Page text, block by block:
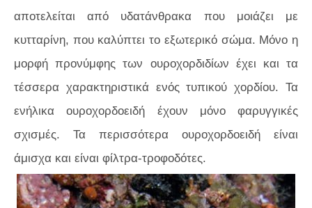
αποτελείται από υδατάνθρακα που μοιάζει με
κυτταρίνη, που καλύπτει το εξωτερικό σώμα. Μόνο η
μορφή προνύμφης των ουροχορδιδίων έχει και τα
τέσσερα χαρακτηριστικά ενός τυπικού χορδίου. Τα
ενήλικα ουροχορδοειδή έχουν μόνο φαρυγγικές
σχισμές. Τα περισσότερα ουροχορδοειδή είναι
άμισχα και είναι φίλτρα-τροφοδότες.